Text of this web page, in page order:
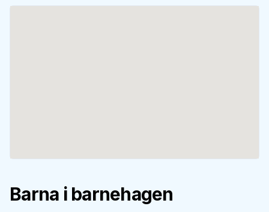
Barna i barnehagen